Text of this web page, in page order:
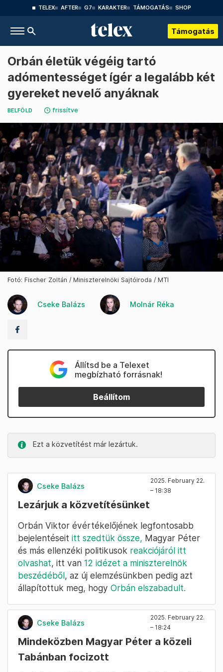
TELEX AFTER G7 KARAKTER TÁMOGATÁS SHOP
Támogatás
Orbán életük végéig tartó
adómentességet ígér a legalább két
gyereket nevelő anyáknak
BELFÖLD frissítve
Fotó: Fischer Zoltán / Miniszterelnöki Sajtóiroda / MTI
Cseke Balázs Molnár Réka
Állítsd be a Telexet
megbízható forrásnak!
Beállítom
Ezt a közvetítést már lezártuk.
Cseke Balázs
2025. February 22.
– 18:38
Lezárjuk a közvetítésünket
Orbán Viktor évértékelőjének legfontosabb
bejelentéseit itt szedtük össze, Magyar Péter
és más ellenzéki politikusok reakciójáról itt
olvashat, itt van 12 idézet a miniszterelnök
beszédéből, az új elemzésünkben pedig azt
állapítottuk meg, hogy Orbán elszabadult.
Cseke Balázs
2025. February 22.
– 18:24
Mindeközben Magyar Péter a közeli
Tabánban focizott